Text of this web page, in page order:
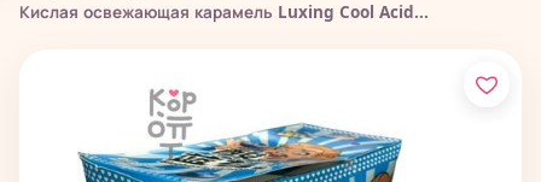
Кислая освежающая карамель Luxing Cool Acid...